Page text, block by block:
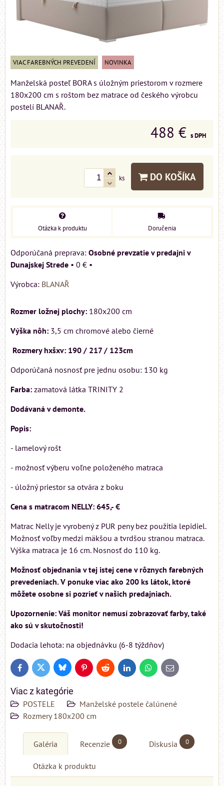
VIAC FAREBNÝCH PREVEDENÍ NOVINKA
Manželská posteľ BORA s úložným priestorom v rozmere
180x200 cm s roštom bez matrace od českého výrobcu
postelí BLANAŘ.
488 € s DPH
ks DO KOŠÍKA
Otázka k produktu Doručenia
Osobné prevzatie v predajni v
Dunajskej Strede • 0 € •
Výrobca: BLANAŘ
Rozmer ložnej plochy: 180x200 cm
Výška nôh: 3,5 cm chromové alebo čierné
Rozmery hxšxv: 190 / 217 / 123cm
Odporúčaná nosnosť pre jednu osobu: 130 kg
Farba: zamatová látka TRINITY 2
Dodávaná v demonte.
Popis:
- lamelový rošt
- možnosť výberu voľne položeného matraca
- úložný priestor sa otvára z boku
Cena s matracom NELLY: 645,- €
Matrac Nelly je vyrobený z PUR peny bez použitia lepidiel.
Možnosť voľby medzi mäkšou a tvrdšou stranou matraca.
Výška matraca je 16 cm. Nosnosť do 110 kg.
Možnosť objednania v tej istej cene v rôznych farebných
prevedeniach. V ponuke viac ako 200 ks látok, ktoré
môžete osobne si pozrieť v našich predajniach.
Upozornenie: Váš monitor nemusí zobrazovať farby, také
ako sú v skutočnosti!
Dodacia lehota: na objednávku (6-8 týždňov)
FacebookTwitter BlueskyPinterestReddit LinkedInWhatsApp
E-
mail
Viac z kategórie
POSTELE
Manželské postele čalúnené
Rozmery 180x200 cm
Galéria Recenzie 0 Diskusia 0
Otázka k produktu